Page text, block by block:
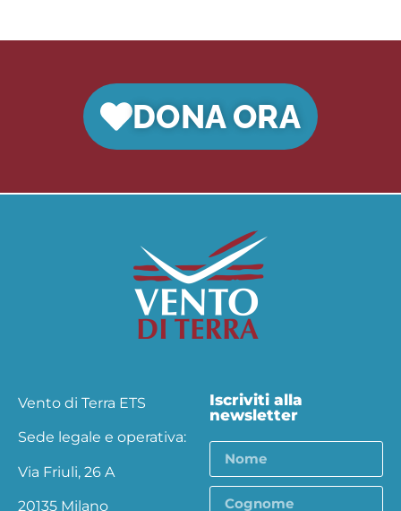
DONA ORA
Vento di Terra ETS
Sede legale e operativa:
Via Friuli, 26 A
20135 Milano
Iscriviti alla
newsletter